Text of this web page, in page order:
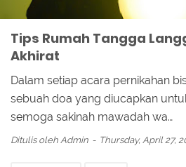
Tips Rumah Tangga
Akhirat
Dalam setiap acara pernikahan
sebuah doa yang diucapkan
semoga sakinah mawadah wa…
Ditulis oleh Admin Thursday, April 27,